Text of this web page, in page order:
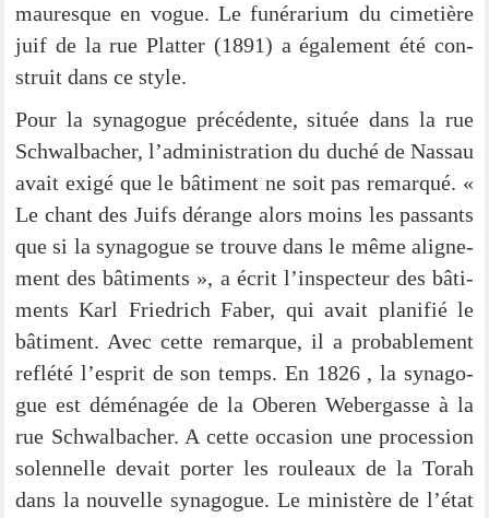
mau­res­que en vogue. Le funé­ra­ri­um du cime­tiè­re
juif de la rue Plat­ter (1891) a éga­le­ment été con­
struit dans ce style.
Pour la syn­ago­gue pré­cé­den­te, située dans la rue
Schwal­ba­cher, l’administration du duché de Nas­sau
avait exi­gé que le bâti­ment ne soit pas remar­qué. «
Le chant des Juifs déran­ge alors moins les pas­sants
que si la syn­ago­gue se trouve dans le même ali­gne­
ment des bâti­ments », a écrit l’in­spec­teur des bâti­
ments Karl Fried­rich Faber, qui avait pla­ni­fié le
bâti­ment. Avec cet­te remar­que, il a pro­ba­blem­ent
reflé­té l’e­sprit de son temps. En 1826 , la syn­ago­
gue est démé­na­gée de la Obe­ren Weber­gas­se à la
rue Schwal­ba­cher. A cet­te occa­si­on une pro­ces­si­on
solen­nel­le devait por­ter les rou­leaux de la Torah
dans la nou­vel­le syn­ago­gue. Le minis­tère de l’état